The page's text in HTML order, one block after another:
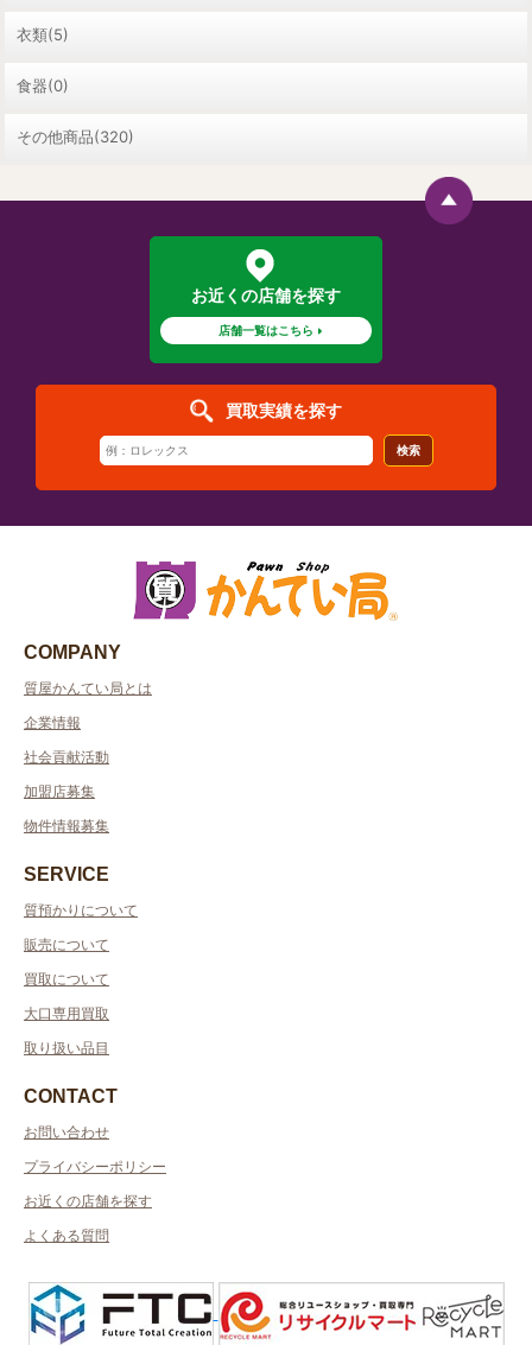
衣類(5)
食器(0)
その他商品(320)
お近くの店舗を探す
店舗一覧はこちら
買取実績を探す
検索
COMPANY
質屋かんてい局とは
企業情報
社会貢献活動
加盟店募集
物件情報募集
SERVICE
質預かりについて
販売について
買取について
大口専用買取
取り扱い品目
CONTACT
お問い合わせ
プライバシーポリシー
お近くの店舗を探す
よくある質問